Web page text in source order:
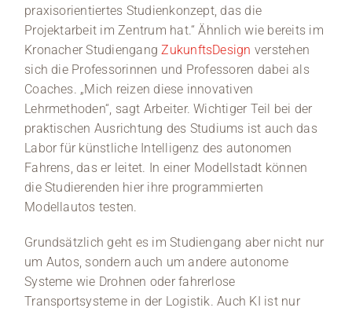
praxisorientiertes Studienkonzept, das die
Projektarbeit im Zentrum hat.“ Ähnlich wie bereits im
Kronacher StudiengangZukunftsDesign verstehen
sich die Professorinnen und Professoren dabei als
Coaches. „Mich reizen diese innovativen
Lehrmethoden“, sagt Arbeiter. Wichtiger Teil bei der
praktischen Ausrichtung des Studiums ist auch das
Labor für künstliche Intelligenz des autonomen
Fahrens, das er leitet. In einer Modellstadt können
die Studierenden hier ihre programmierten
Modellautos testen.
Grundsätzlich geht es im Studiengang aber nicht nur
um Autos, sondern auch um andere autonome
Systeme wie Drohnen oder fahrerlose
Transportsysteme in der Logistik. Auch KI ist nur